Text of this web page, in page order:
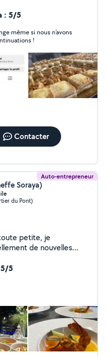
(
: 5/5
même si nous n’avons
!
Contacter
Auto-entrepreneur
Soraya)
du Pont)
petite, je
de nouvelles
tout
des saveurs souvent
: de
aliments et émotions qui
5